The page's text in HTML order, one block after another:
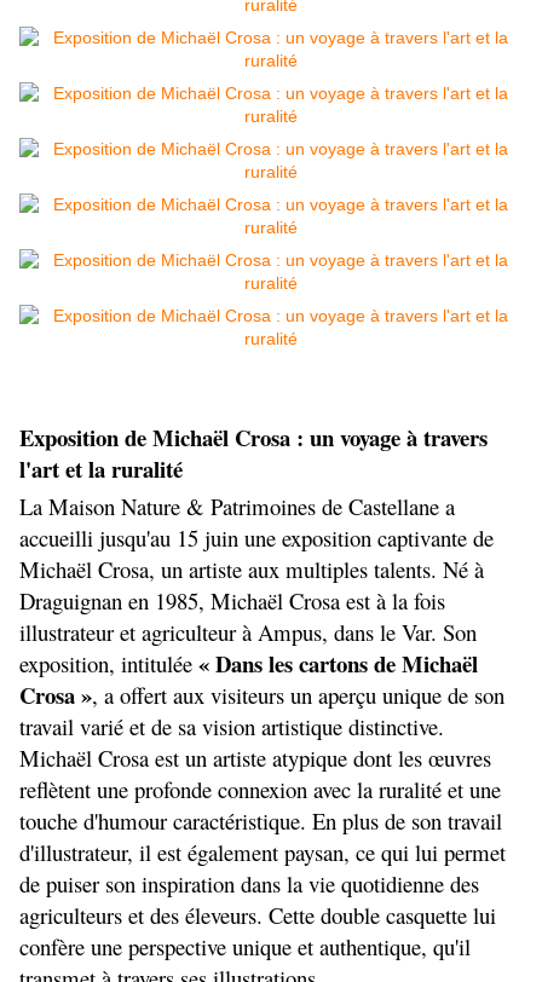
Exposition de Michaël Crosa : un voyage à travers
l'art et la ruralité
La Maison Nature & Patrimoines de Castellane a
accueilli jusqu'au 15 juin une exposition captivante de
Michaël Crosa, un artiste aux multiples talents. Né à
Draguignan en 1985, Michaël Crosa est à la fois
illustrateur et agriculteur à Ampus, dans le Var. Son
exposition, intitulée « Dans les cartons de Michaël
Crosa », a offert aux visiteurs un aperçu unique de son
travail varié et de sa vision artistique distinctive.
Michaël Crosa est un artiste atypique dont les œuvres
reflètent une profonde connexion avec la ruralité et une
touche d'humour caractéristique. En plus de son travail
d'illustrateur, il est également paysan, ce qui lui permet
de puiser son inspiration dans la vie quotidienne des
agriculteurs et des éleveurs. Cette double casquette lui
confère une perspective unique et authentique, qu'il